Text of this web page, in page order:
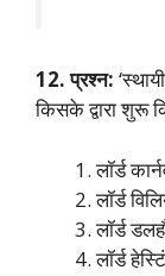
12. प्रश्न:
किसके द्वारा शुरू
लॉर्ड
लॉर्ड
लॉर्ड
लॉर्ड